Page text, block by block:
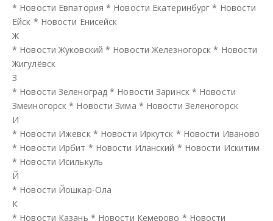
* Новости Евпатория * Новости Екатеринбург * Новости
Ейск * Новости Енисейск
Ж
* Новости Жуковский * Новости Железногорск * Новости
Жигулёвск
З
* Новости Зеленоград * Новости Заринск * Новости
Змеиногорск * Новости Зима * Новости Зеленогорск
И
* Новости Ижевск * Новости Иркутск * Новости Иваново
* Новости Ирбит * Новости Иланский * Новости Искитим
* Новости Исилькуль
Й
* Новости Йошкар-Ола
К
* Новости Казань * Новости Кемерово * Новости